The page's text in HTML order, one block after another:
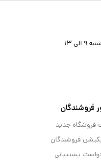
فروشندگان
فروشگاه جدید
فروشندگان
پشتیبانی